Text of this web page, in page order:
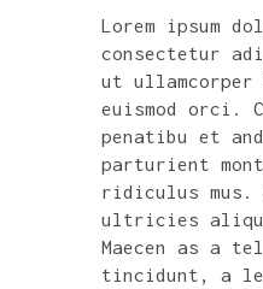
Lorem ipsum
consectetur
ut
euismod orci.
penatibu et
parturient
ridiculus mus.
ultricies
Maecen as a
tincidunt, a